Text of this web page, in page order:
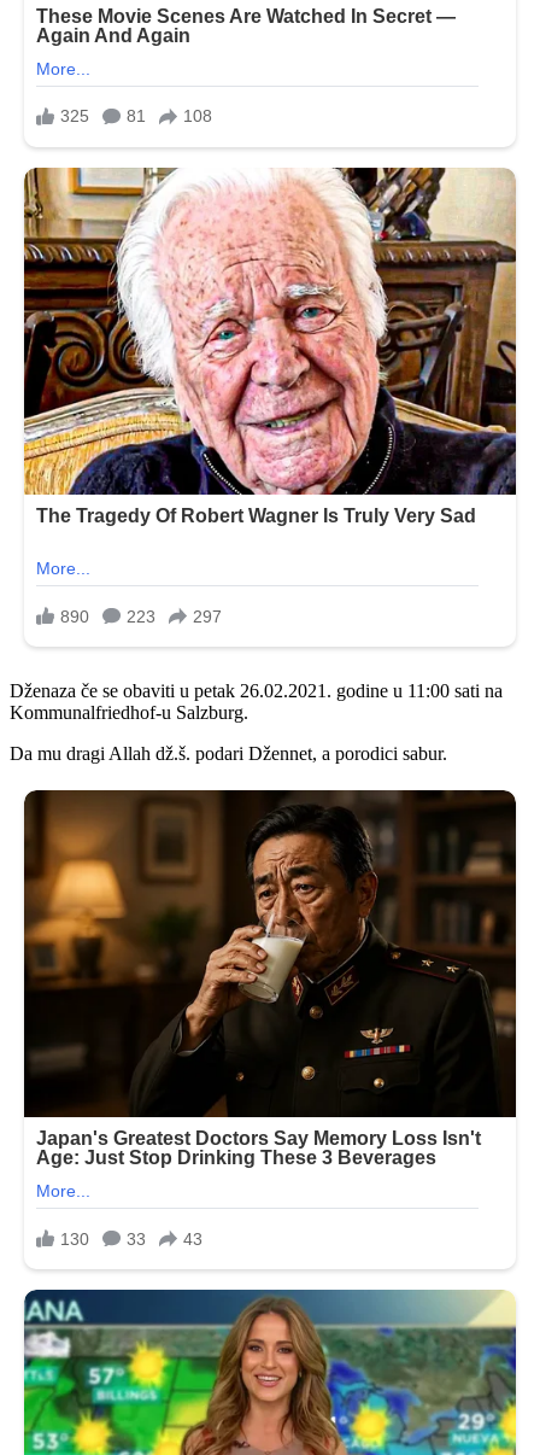
Dženaza če se obaviti u petak 26.02.2021. godine u 11:00 sati na
Kommunalfriedhof-u Salzburg.
Da mu dragi Allah dž.š. podari Džennet, a porodici sabur.